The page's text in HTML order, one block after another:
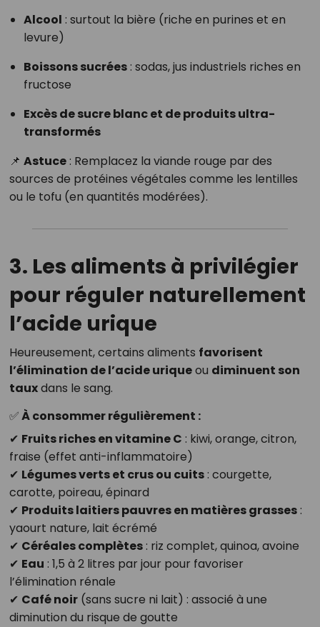
Alcool : surtout la bière (riche en purines et en
levure)
Boissons sucrées: sodas, jus industriels riches en
fructose
Excès de sucre blanc et de produits ultra-
transformés
📌 Astuce: Remplacez la viande rouge par des
sources de protéines végétales comme les lentilles
ou le tofu (en quantités modérées).
3. Les aliments à privilégier
pour réguler naturellement
l’acide urique
Heureusement, certains aliments favorisent
l’élimination de l’acide uriqueou diminuent son
tauxdans le sang.
✅ À consommer régulièrement :
✔ Fruits riches en vitamine C : kiwi, orange, citron,
fraise (effet anti-inflammatoire)
✔ Légumes verts et crus ou cuits: courgette,
carotte, poireau, épinard
✔ Produits laitiers pauvres en matières grasses:
yaourt nature, lait écrémé
✔ Céréales complètes: riz complet, quinoa, avoine
✔ Eau : 1,5 à 2 litres par jour pour favoriser
l’élimination rénale
✔ Café noir(sans sucre ni lait) : associé à une
diminution du risque de goutte